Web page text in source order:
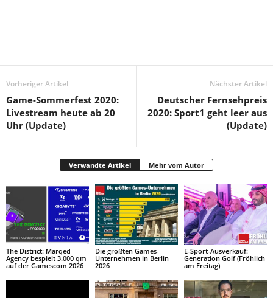
Vorheriger Artikel
Game-Sommerfest 2020:
Livestream heute ab 20
Uhr (Update)
Nächster Artikel
Deutscher Fernsehpreis
2020: Sport1 geht leer aus
(Update)
Verwandte Artikel Mehr vom Autor
The District: Marqed
Agency bespielt 3.000 qm
auf der Gamescom 2026
Die größten Games-
Unternehmen in Berlin
2026
E-Sport-Ausverkauf:
Generation Golf (Fröhlich
am Freitag)